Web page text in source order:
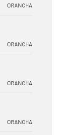
ORANCHA
ORANCHA
ORANCHA
ORANCHA